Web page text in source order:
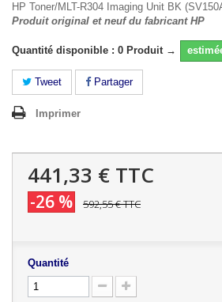
HP Toner/MLT-R304 Imaging Unit BK
Produit original et neuf du fabricant HP
Quantité disponible : 0 Produit →
Tweet Partager
Imprimer
441,33 € TTC
-26 % 592,55 €TTC
Quantité